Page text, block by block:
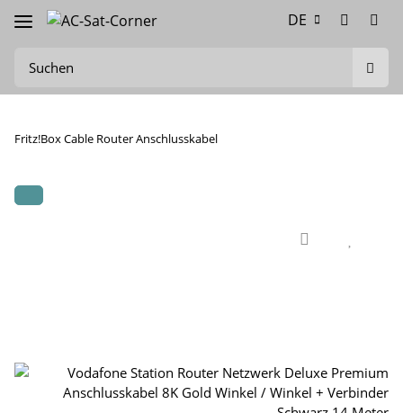
DE
Fritz!Box Cable Router Anschlusskabel